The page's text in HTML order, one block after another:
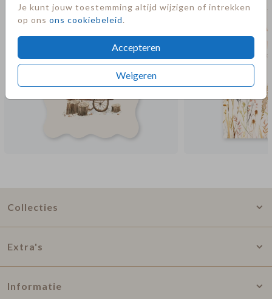
Je kunt jouw toestemming altijd wijzigen of intrekken
op ons ons cookiebeleid.
Accepteren
Weigeren
Collecties
Extra's
Informatie